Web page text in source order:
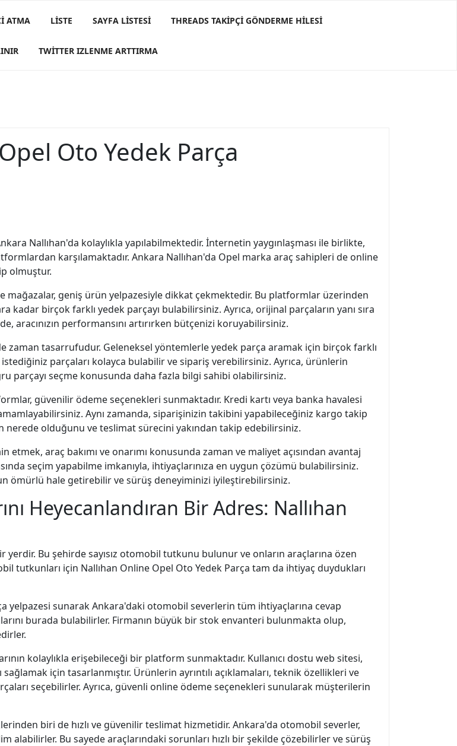
ATMA LISTE SAYFA LISTESI THREADS TAKIPÇI GÖNDERME HILESI
TWITTER IZLENME ARTTIRMA
Oto Yedek Parça
Nallıhan'da kolaylıkla yapılabilmektedir. İnternetin yaygınlaşması ile birlikte,
karşılamaktadır. Ankara Nallıhan'da Opel marka araç sahipleri de online
olmuştur.
mağazalar, geniş ürün yelpazesiyle dikkat çekmektedir. Bu platformlar üzerinden
kadar birçok farklı yedek parçayı bulabilirsiniz. Ayrıca, orijinal parçaların yanı sıra
aracınızın performansını artırırken bütçenizi koruyabilirsiniz.
zaman tasarrufudur. Geleneksel yöntemlerle yedek parça aramak için birçok farklı
parçaları kolayca bulabilir ve sipariş verebilirsiniz. Ayrıca, ürünlerin
parçayı seçme konusunda daha fazla bilgi sahibi olabilirsiniz.
güvenilir ödeme seçenekleri sunmaktadır. Kredi kartı veya banka havalesi
Aynı zamanda, siparişinizin takibini yapabileceğiniz kargo takip
nerede olduğunu ve teslimat sürecini yakından takip edebilirsiniz.
araç bakımı ve onarımı konusunda zaman ve maliyet açısından avantaj
seçim yapabilme imkanıyla, ihtiyaçlarınıza en uygun çözümü bulabilirsiniz.
ömürlü hale getirebilir ve sürüş deneyiminizi iyileştirebilirsiniz.
Heyecanlandıran Bir Adres: Nallıhan
Bu şehirde sayısız otomobil tutkunu bulunur ve onların araçlarına özen
tutkunları için Nallıhan Online Opel Oto Yedek Parça tam da ihtiyaç duydukları
yelpazesi sunarak Ankara'daki otomobil severlerin tüm ihtiyaçlarına cevap
burada bulabilirler. Firmanın büyük bir stok envanteri bulunmakta olup,
kolaylıkla erişebileceği bir platform sunmaktadır. Kullanıcı dostu web sitesi,
için tasarlanmıştır. Ürünlerin ayrıntılı açıklamaları, teknik özellikleri ve
seçebilirler. Ayrıca, güvenli online ödeme seçenekleri sunularak müşterilerin
biri de hızlı ve güvenilir teslimat hizmetidir. Ankara'da otomobil severler,
alabilirler. Bu sayede araçlarındaki sorunları hızlı bir şekilde çözebilirler ve sürüş